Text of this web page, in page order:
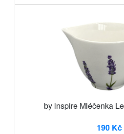
by inspire Mléčenka
190 Kč